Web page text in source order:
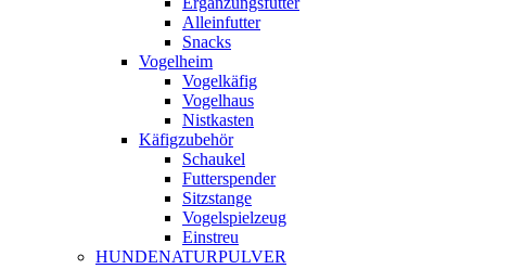
Alleinfutter
Snacks
Vogelheim
Vogelkäfig
Vogelhaus
Nistkasten
Käfigzubehör
Schaukel
Futterspender
Sitzstange
Vogelspielzeug
Einstreu
HUNDENATURPULVER